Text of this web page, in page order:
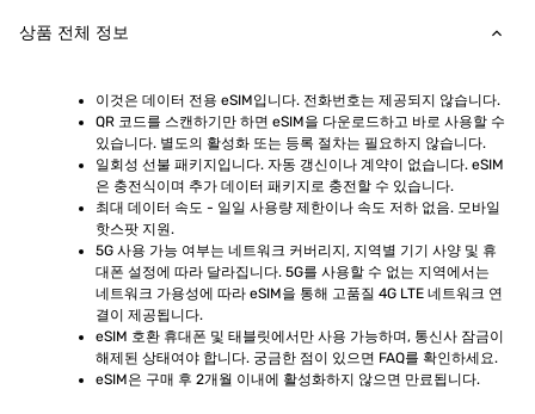
상품 전체 정보
이것은 데이터 전용 eSIM입니다. 전화번호는 제공되지 않습니다.
QR 코드를 스캔하기만 하면 eSIM을 다운로드하고 바로 사용할 수
있습니다. 별도의 활성화 또는 등록 절차는 필요하지 않습니다.
일회성 선불 패키지입니다. 자동 갱신이나 계약이 없습니다. eSIM
은 충전식이며 추가 데이터 패키지로 충전할 수 있습니다.
최대 데이터 속도 - 일일 사용량 제한이나 속도 저하 없음. 모바일
핫스팟 지원.
5G 사용 가능 여부는 네트워크 커버리지, 지역별 기기 사양 및 휴
대폰 설정에 따라 달라집니다. 5G를 사용할 수 없는 지역에서는
네트워크 가용성에 따라 eSIM을 통해 고품질 4G LTE 네트워크 연
결이 제공됩니다.
eSIM 호환 휴대폰 및 태블릿에서만 사용 가능하며, 통신사 잠금이
해제된 상태여야 합니다. 궁금한 점이 있으면 FAQ를 확인하세요.
eSIM은 구매 후 2개월 이내에 활성화하지 않으면 만료됩니다.